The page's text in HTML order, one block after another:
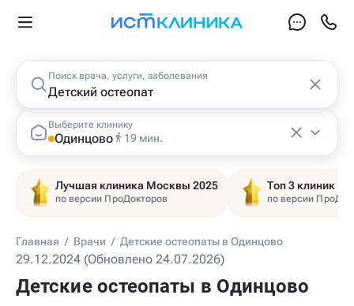
Поиск врача, услуги, заболевания
Выберите клинику
Одинцово 19 мин.
Лучшая клиника Москвы 2025
по версии ПроДокторов
Топ 3 клиник
по версии
Главная / Врачи / Детские остеопаты в Одинцово
29.12.2024 (Обновлено 24.07.2026)
Детские остеопаты в Одинцово